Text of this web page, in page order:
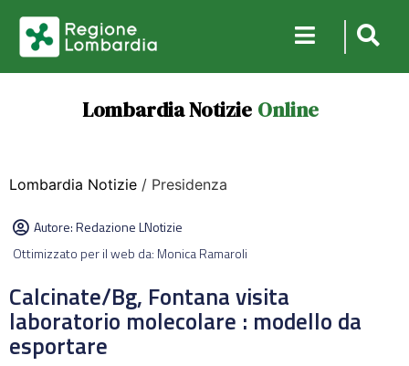
Lombardia Notizie Online
Lombardia Notizie / Presidenza
Autore:Redazione LNotizie
Ottimizzato per il web da: Monica Ramaroli
Calcinate/Bg, Fontana visita
laboratorio molecolare : modello da
esportare